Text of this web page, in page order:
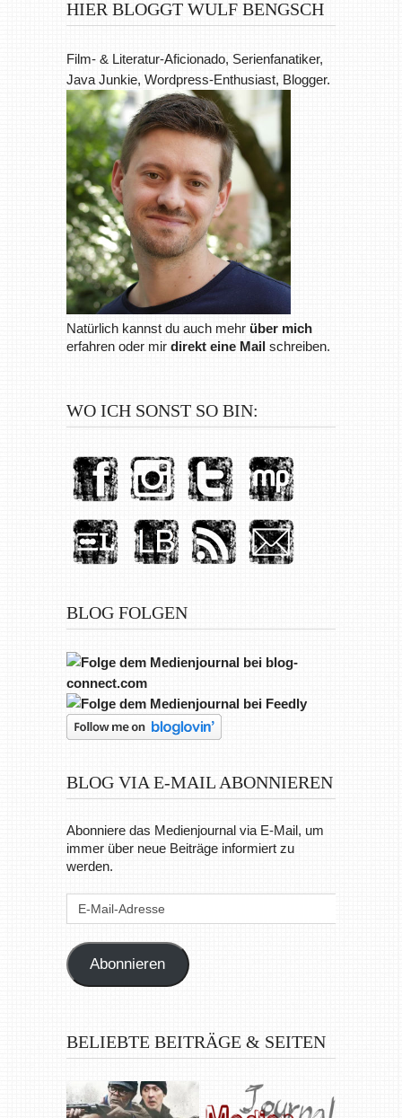
HIER BLOGGT WULF BENGSCH
Film- & Literatur-Aficionado, Serienfanatiker,
Java Junkie, Wordpress-Enthusiast, Blogger.
Natürlich kannst du auch mehr über mich
erfahren oder mir direkt eine Mailschreiben.
WO ICH SONST SO BIN:
BLOG FOLGEN
BLOG VIA E-MAIL ABONNIEREN
Abonniere das Medienjournal via E-Mail, um
immer über neue Beiträge informiert zu
werden.
Abonnieren
BELIEBTE BEITRÄGE & SEITEN